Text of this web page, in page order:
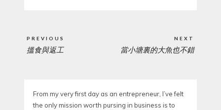
navigation
PREVIOUS
PREVIOUS
搵食與返工
NEXT
當小塘裏的大魚也不錯
From my very first day as an entrepreneur, I’ve felt
the only mission worth pursing in business is to